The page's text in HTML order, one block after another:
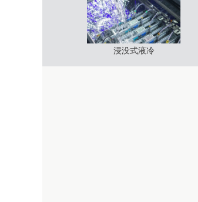
浸没式液冷